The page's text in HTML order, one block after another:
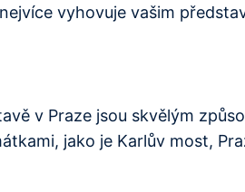
vyhovuje vašim
v Praze jsou skvělým
jako je Karlův most,